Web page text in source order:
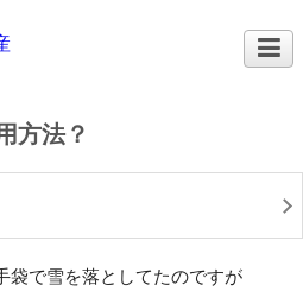
方法？
袋で雪を落としてたのですが